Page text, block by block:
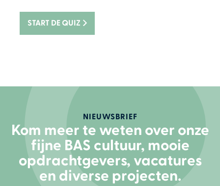
START DE QUIZ
NIEUWSBRIEF
Kom meer te weten over onze
fijne BAS cultuur, mooie
opdrachtgevers, vacatures
en diverse projecten.